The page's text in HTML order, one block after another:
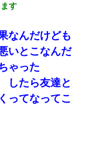
す
なんだけども
いとこなんだ
ゃった
したら友達と
ってなってこ